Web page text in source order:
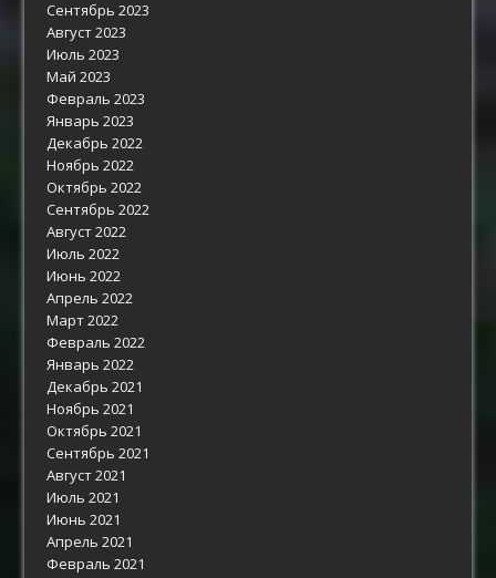
Сентябрь 2023
Август 2023
Июль 2023
Май 2023
Февраль 2023
Январь 2023
Декабрь 2022
Ноябрь 2022
Октябрь 2022
Сентябрь 2022
Август 2022
Июль 2022
Июнь 2022
Апрель 2022
Март 2022
Февраль 2022
Январь 2022
Декабрь 2021
Ноябрь 2021
Октябрь 2021
Сентябрь 2021
Август 2021
Июль 2021
Июнь 2021
Апрель 2021
Февраль 2021